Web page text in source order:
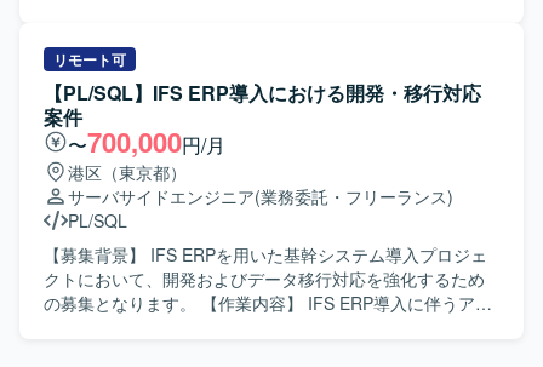
などを統合する基幹システムに対して、詳細設計から製
造、単体・結合テストまで一貫してご対応いただきます。
移行枠では、データ移行設計および実装、移行計画に基づ
いた移行検証や不具合修正などを担当していただきます。
【求める人物像】 ERP導入プロジェクトにおいて、関係者
と連携しながら自律的にタスクを推進できる方を求めてお
ります。課題発生時に原因を整理し、周囲と相談しつつ解
決策を提案・実行できる協調性とコミュニケーション力の
ある方が望ましいです。 【ポジションの魅力】 大規模な基
幹システム導入プロジェクトに参画することで、IFS ERPを
はじめとしたERP導入のノウハウや、会計・人事・生産管
リモート可
【PL/SQL】IFS ERP導入における開発・移行対応
案件
〜700,000円/月
港区（東京都）
サーバサイドエンジニア(業務委託・フリーランス)
PL/SQL
【募集背景】 IFS ERPを用いた基幹システム導入プロジェ
クトにおいて、開発およびデータ移行対応を強化するため
の募集となります。 【作業内容】 IFS ERP導入に伴うアド